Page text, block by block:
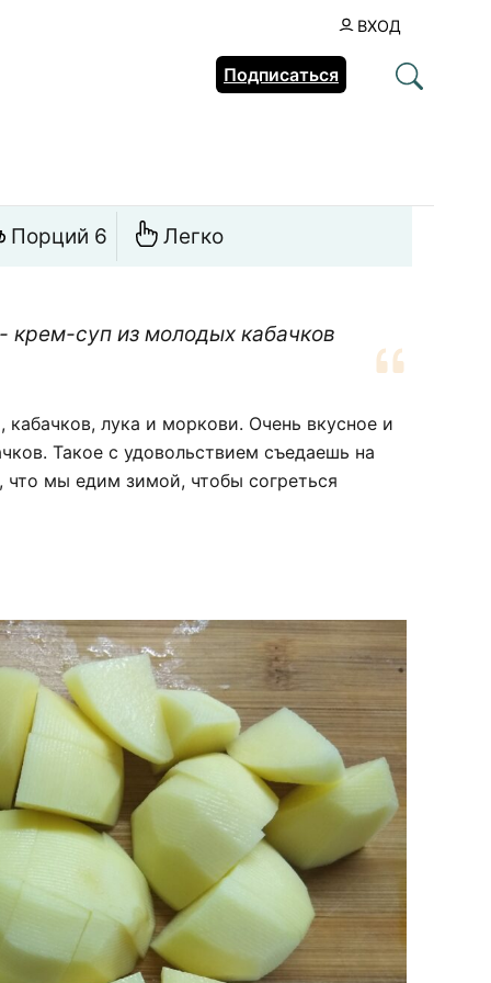
ВХОД
Подписаться
Порций 6 Легко
крем-суп из молодых кабачков
лука и моркови. Очень вкусное и
Такое с удовольствием съедаешь на
мы едим зимой, чтобы согреться